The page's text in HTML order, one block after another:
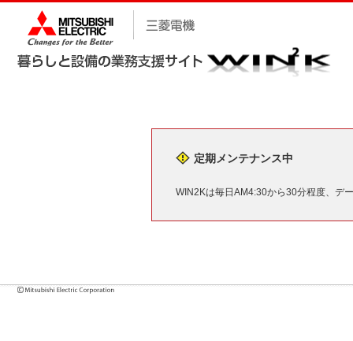
定期メンテナンス中
WIN2Kは毎日AM4:30から30分程度、デ